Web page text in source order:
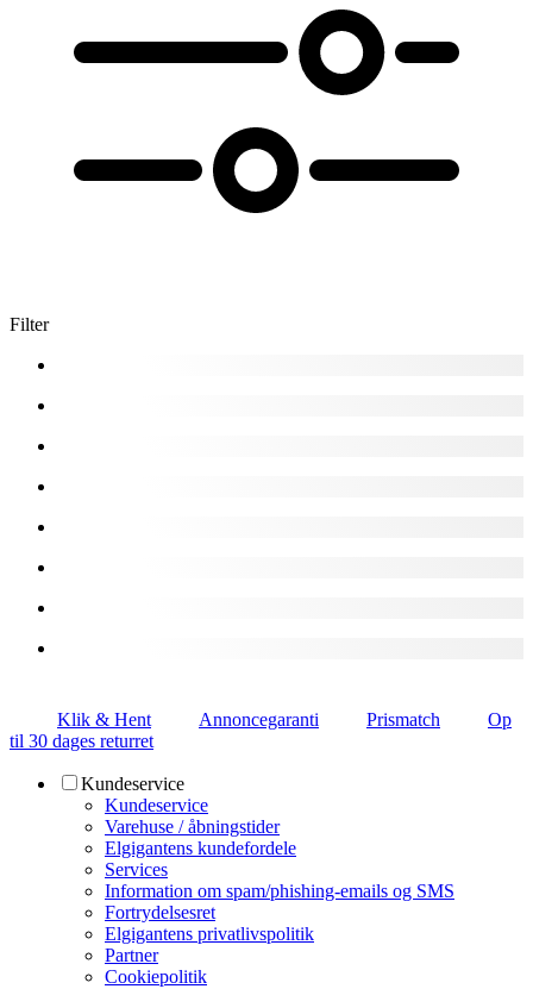
Filter
Klik & Hent Annoncegaranti Prismatch
Op
til 30 dages returret
Kundeservice
Kundeservice
Varehuse / åbningstider
Elgigantens kundefordele
Services
Information om spam/phishing-emails og SMS
Fortrydelsesret
Elgigantens privatlivspolitik
Partner
Cookiepolitik